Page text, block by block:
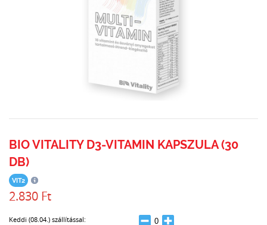
BIO VITALITY D3-VITAMIN KAPSZULA (30
DB)
VIT2
2.830 Ft
Keddi (08.04.) szállítással: